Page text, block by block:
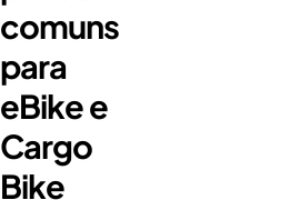
comuns
para
eBike e
Cargo
Bike